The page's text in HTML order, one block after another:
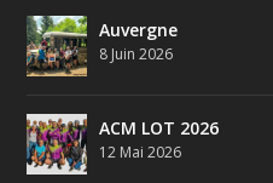
Auvergne
8 Juin 2026
ACM LOT 2026
12 Mai 2026